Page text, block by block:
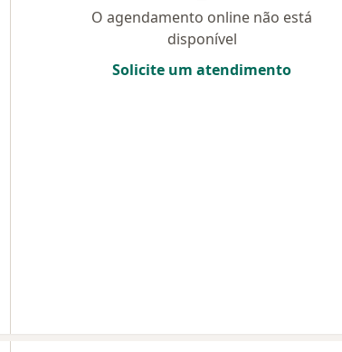
O agendamento online não está
disponível
Solicite um atendimento